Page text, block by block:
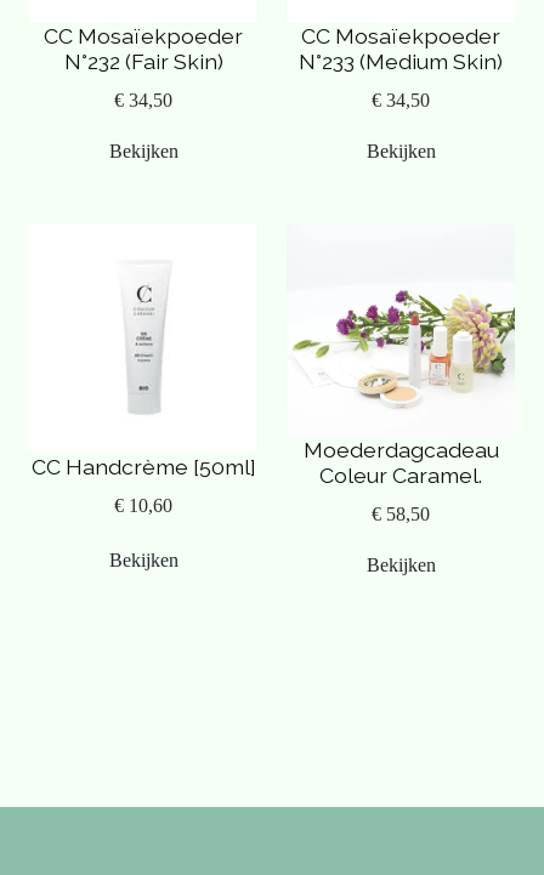
CC Mosaïekpoeder
N°232 (Fair Skin)
€ 34,50
Bekijken
CC Mosaïekpoeder
N°233 (Medium Skin)
€ 34,50
Bekijken
CC Handcrème [50ml]
€ 10,60
Bekijken
Moederdagcadeau
Coleur Caramel.
€ 58,50
Bekijken